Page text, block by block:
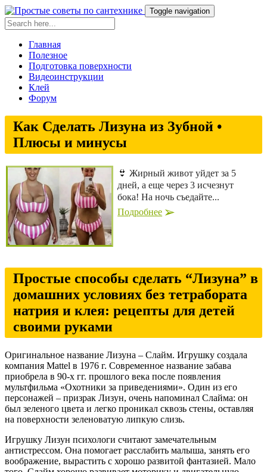
Toggle navigation
Главная
Полезное
Подготовка поверхности
Видеоинструкции
Клей
Форум
Как Сделать Лизуна из Зубной •
Плюсы и минусы
👙 Жирный живот уйдет за 5
дней, а еще через 3 исчезнут
бока! На ночь съедайте...
Подробнее
Простые способы сделать “Лизуна” в
домашних условиях без тетрабората
натрия и клея: рецепты для детей
своими руками
Оригинальное название Лизуна – Слайм. Игрушку создала
компания Mattel в 1976 г. Современное название забава
приобрела в 90-х гг. прошлого века после появления
мультфильма «Охотники за приведениями». Один из его
персонажей – призрак Лизун, очень напоминал Слайма: он
был зеленого цвета и легко проникал сквозь стены, оставляя
на поверхности зеленоватую липкую слизь.
Игрушку Лизун психологи считают замечательным
антистрессом. Она помогает расслабить малыша, занять его
воображение, вырастить с хорошо развитой фантазией. Мало